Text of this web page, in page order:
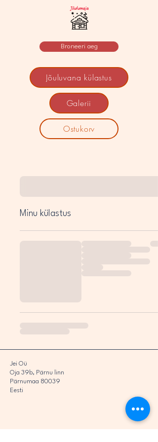
Broneeri aeg
Jõuluvana külastus
Galerii
Ostukorv
Minu külastus
Jei Oü
Oja 39b, Pärnu linn
Pärnumaa 80039
Eesti